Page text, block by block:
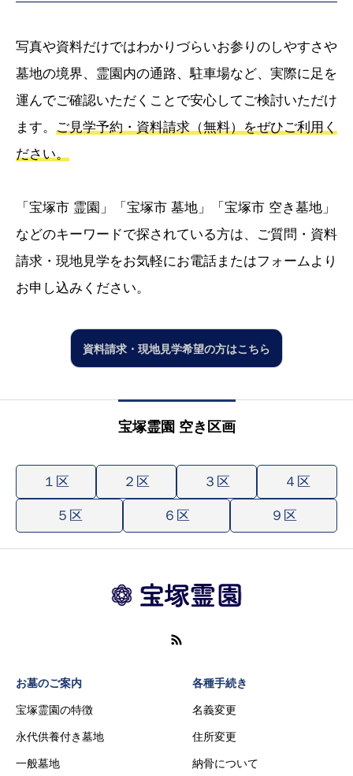
写真や資料だけではわかりづらいお参りのしやすさや
墓地の境界、霊園内の通路、駐車場など、実際に足を
運んでご確認いただくことで安心してご検討いただけ
ます。 ご見学予約・資料請求（無料）をぜひご利用く
ださい。
「宝塚市 霊園」「宝塚市 墓地」「宝塚市 空き墓地」
などのキーワードで探されている方は、ご質問・資料
請求・現地見学をお気軽にお電話またはフォームより
お申し込みください。
資料請求・現地見学希望の方はこちら
宝塚霊園 空き区画
１区 ２区 ３区 ４区
５区 ６区 ９区
お墓のご案内
宝塚霊園の特徴
永代供養付き墓地
一般墓地
各種手続き
名義変更
住所変更
納骨について